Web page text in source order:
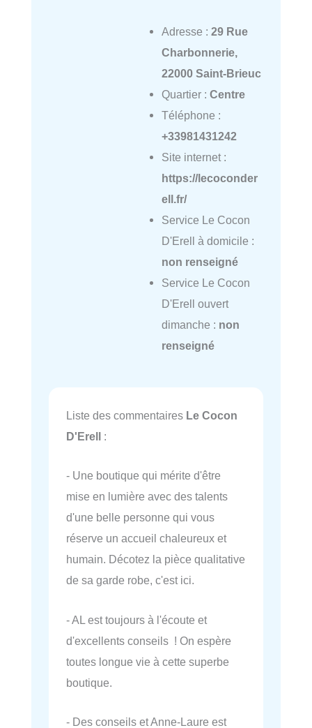
Adresse : 29 Rue
Charbonnerie,
22000 Saint-Brieuc
Quartier : Centre
Téléphone :
+33981431242
Site internet :
https://lecoconder
ell.fr/
Service Le Cocon
D'Erell à domicile :
non renseigné
Service Le Cocon
D'Erell ouvert
dimanche : non
renseigné
Liste des commentaires Le Cocon
D'Erell :
- Une boutique qui mérite d'être
mise en lumière avec des talents
d'une belle personne qui vous
réserve un accueil chaleureux et
humain. Décotez la pièce qualitative
de sa garde robe, c'est ici.
- AL est toujours à l'écoute et
d'excellents conseils ! On espère
toutes longue vie à cette superbe
boutique.
- Des conseils et Anne-Laure est